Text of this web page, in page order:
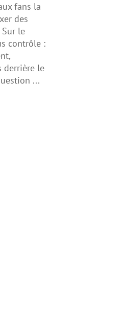
fans la
des
Sur le
contrôle :
derrière le
...